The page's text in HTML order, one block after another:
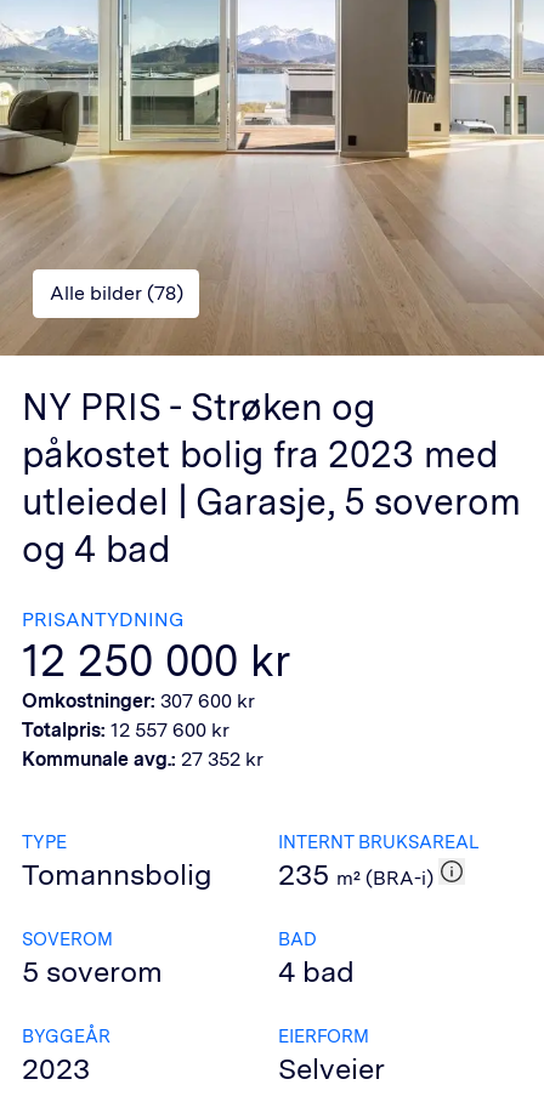
Alle bilder (78)
NY PRIS - Strøken og
påkostet bolig fra 2023 med
utleiedel | Garasje, 5 soverom
og 4 bad
PRISANTYDNING
12 250 000 kr
Omkostninger: 307 600 kr
Totalpris: 12 557 600 kr
Kommunale avg.: 27 352 kr
TYPE
Tomannsbolig
INTERNT BRUKSAREAL
235 m² (BRA-i)
SOVEROM
5 soverom
BAD
4bad
BYGGEÅR
2023
EIERFORM
Selveier